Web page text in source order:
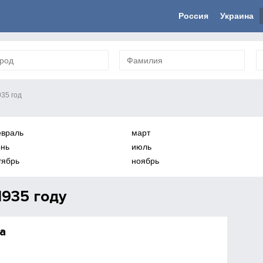
Россия Украина
год
март
июль
ноябрь
году